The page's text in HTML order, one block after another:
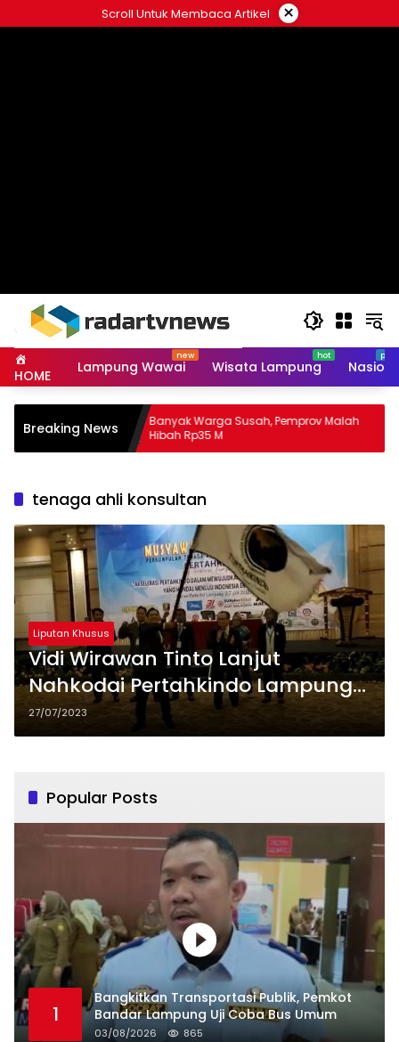
to
Scroll Untuk Membaca Artikel ×
HOME Lampung Wawai Wisata Lampung
Breaking NewsBanyak Warga Susah, Pemprov Malah
Hibah Rp35 M
tenaga ahli konsultan
Liputan Khusus
Vidi Wirawan Tinto Lanjut
Nahkodai Pertahkindo Lampung
2023 – 2028
27/07/2023
Popular Posts
1
Bangkitkan Transportasi Publik, Pemkot
Bandar Lampung Uji Coba Bus Umum
03/08/2026 865